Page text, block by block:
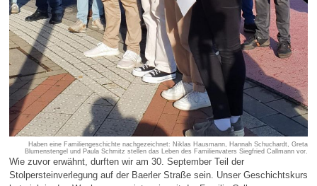
Haben eine Familiengeschichte nachgezeichnet: Niklas Hausmann, Hannah Schuchardt, Greta
Blumenstengel und Paula Schmitz stellen das Leben des Familienvaters Siegfried Callmann vor.
Wie zuvor erwähnt, durften wir am 30. September Teil der
Stolpersteinverlegung auf der Baerler Straße sein. Unser Geschichtskurs